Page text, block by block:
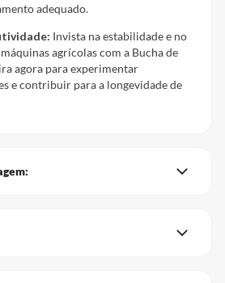
adequado.
Invista na estabilidade e no
agrícolas com a Bucha de
agora para experimentar
e contribuir para a longevidade de